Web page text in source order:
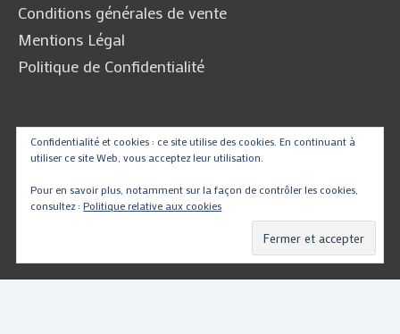
Conditions générales de vente
Mentions Légal
Politique de Confidentialité
Traduire
Confidentialité et cookies : ce site utilise des cookies. En continuant à
utiliser ce site Web, vous acceptez leur utilisation.
Pour en savoir plus, notamment sur la façon de contrôler les cookies,
consultez :Politique relative aux cookies